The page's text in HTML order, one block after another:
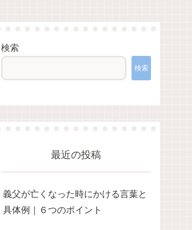
検索
検索
最近の投稿
義父が亡くなった時にかける言葉と
具体例｜６つのポイント